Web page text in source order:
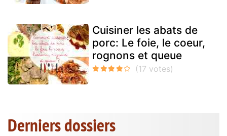
Cuisiner les abats de
porc: Le foie, le coeur,
rognons et queue
Derniers dossiers